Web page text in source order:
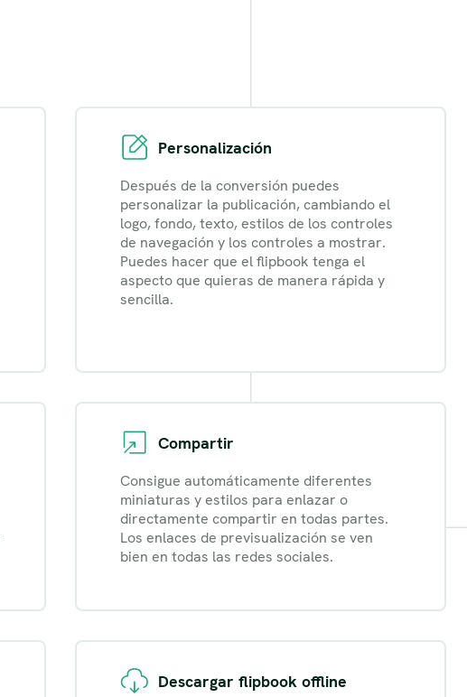
Personalización
Después de la conversión puedes
personalizar la publicación, cambiando el
logo, fondo, texto, estilos de los controles
de navegación y los controles a mostrar.
Puedes hacer que el flipbook tenga el
aspecto que quieras de manera rápida y
sencilla.
Compartir
Consigue automáticamente diferentes
miniaturas y estilos para enlazar o
directamente compartir en todas partes.
Los enlaces de previsualización se ven
bien en todas las redes sociales.
Descargar flipbook offline